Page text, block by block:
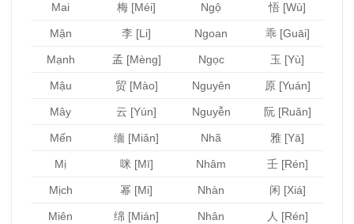
Mai 梅 [Méi] Ngộ 悟 [Wù]
Mận 李 [Li] Ngoan 乖 [Guāi]
Mạnh 孟 [Mèng] Ngọc 玉 [Yù]
Mậu 贸 [Mào] Nguyên 原 [Yuán]
Mây 云 [Yún] Nguyễn 阮 [Ruǎn]
Mến 缅 [Miǎn] Nhã 雅 [Yā]
Mị 咪 [Mī] Nhâm 壬 [Rén]
Mịch 幂 [Mi] Nhàn 闲 [Xiá]
Miên 绵 [Mián] Nhân 人 [Rén]